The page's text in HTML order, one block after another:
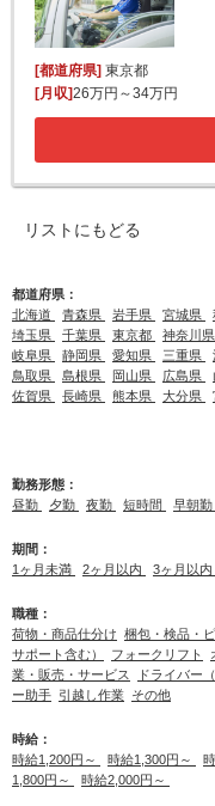
[都道府県] 東京都
[月収]26万円～34万円
リストにもどる
都道府県：
北海道
青森県 岩手県 宮城県
埼玉県
千葉県 東京都 神奈川県
岐阜県
静岡県 愛知県 三重県
鳥取県
島根県 岡山県 広島県
佐賀県
長崎県 熊本県 大分県
勤務形態：
昼勤
夕勤 夜勤 短時間 早朝勤
期間：
1ヶ月未満
2ヶ月以内 3ヶ月以内
職種：
荷物・商品仕分け 梱包・検品・
サポート含む）
フォークリフト
業・販売・サービス
ドライバー
ー助手 引越し作業 その他
時給：
時給1,200円～
時給1,300円～
1,800円～
時給2,000円～